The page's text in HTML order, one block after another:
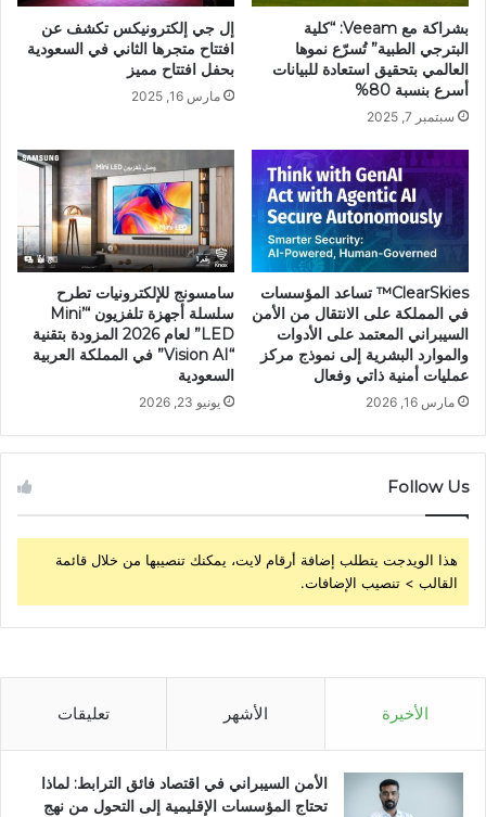
بشراكة مع Veeam: “كلية
البترجي الطبية” تُسرّع نموها
العالمي بتحقيق استعادة للبيانات
أسرع بنسبة 80%
سبتمبر 7, 2025
إل جي إلكترونيكس تكشف عن
افتتاح متجرها الثاني في السعودية
بحفل افتتاح مميز
مارس 16, 2025
ClearSkies™ تساعد المؤسسات
في المملكة على الانتقال من الأمن
السيبراني المعتمد على الأدوات
والموارد البشرية إلى نموذج مركز
عمليات أمنية ذاتي وفعال
مارس 16, 2026
سامسونج للإلكترونيات تطرح
سلسلة أجهزة تلفزيون “’Mini
LED” لعام 2026 المزودة بتقنية
“Vision AI” في المملكة العربية
السعودية
يونيو 23, 2026
Follow Us
هذا الويدجت يتطلب إضافة أرقام لايت، يمكنك تنصيبها من خلال قائمة
القالب > تنصيب الإضافات.
الأخيرة الأشهر تعليقات
الأمن السيبراني في اقتصاد فائق الترابط: لماذا
تحتاج المؤسسات الإقليمية إلى التحول من نهج